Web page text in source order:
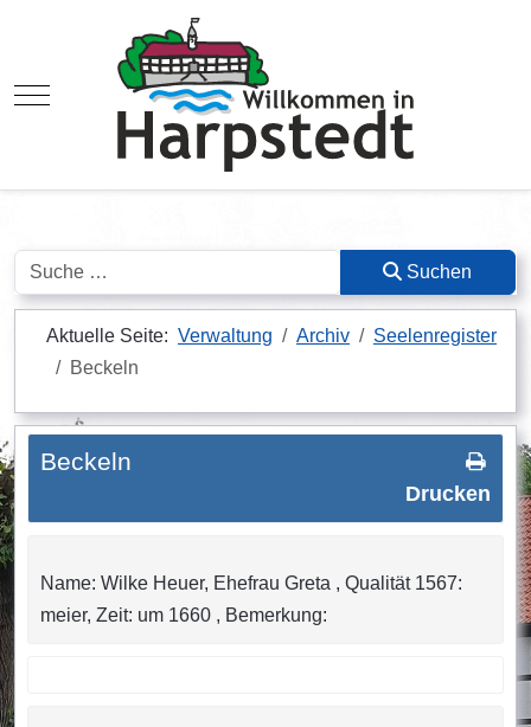
Mobile Menu Toggle
Suchen Suchen
Aktuelle Seite: Verwaltung Archiv
Seelenregister
Beckeln
Drucken
Beckeln
Name: Wilke Heuer, Ehefrau Greta , Qualität 1567:
meier, Zeit: um 1660 , Bemerkung: